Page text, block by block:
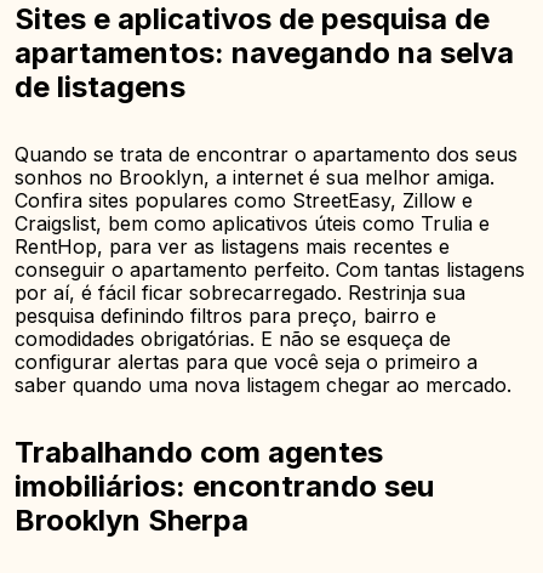
Sites e aplicativos de pesquisa de
apartamentos: navegando na selva
de listagens
Quando se trata de encontrar o apartamento dos seus
sonhos no Brooklyn, a internet é sua melhor amiga.
Confira sites populares como StreetEasy, Zillow e
Craigslist, bem como aplicativos úteis como Trulia e
RentHop, para ver as listagens mais recentes e
conseguir o apartamento perfeito. Com tantas listagens
por aí, é fácil ficar sobrecarregado. Restrinja sua
pesquisa definindo filtros para preço, bairro e
comodidades obrigatórias. E não se esqueça de
configurar alertas para que você seja o primeiro a
saber quando uma nova listagem chegar ao mercado.
Trabalhando com agentes
imobiliários: encontrando seu
Brooklyn Sherpa